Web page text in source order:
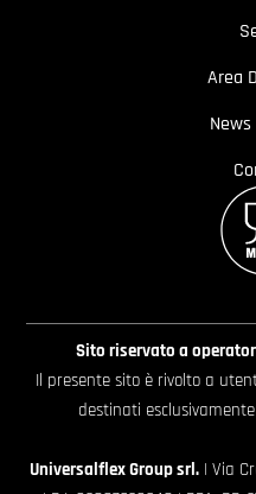
Area
Sito riservato a
Il presente sito è rivolto a
destinati
Universalflex Group srl. | Via